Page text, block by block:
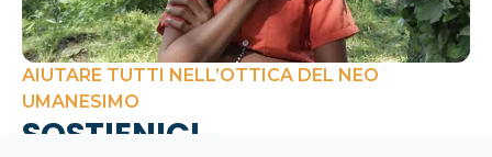
AIUTARE TUTTI NELL’OTTICA DEL NEO
UMANESIMO
SOSTIENICI